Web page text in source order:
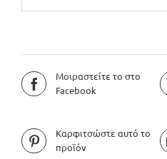
Μοιραστείτε το στο
Facebook
Καρφιτσώστε αυτό το
προϊόν